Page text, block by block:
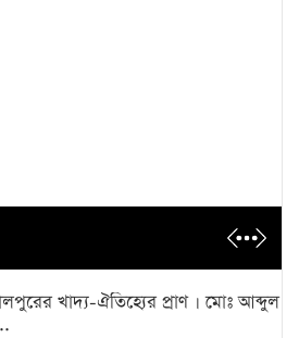
খাদ্য-ঐতিহ্যের প্রাণ । মোঃ আব্দুল